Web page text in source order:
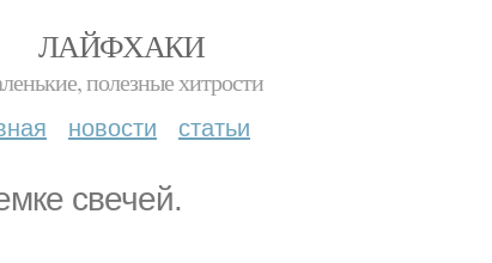
ЛАЙФХАКИ
полезные хитрости
новости статьи
свечей.